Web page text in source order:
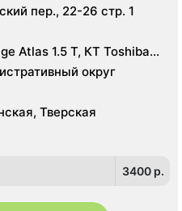
пер., 22-26 стр. 1
Atlas 1.5 Т, КТ Toshiba
iE33 X-matrixокруг
Тверская
3400 p.